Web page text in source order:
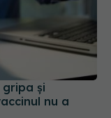
gripa și
nu a